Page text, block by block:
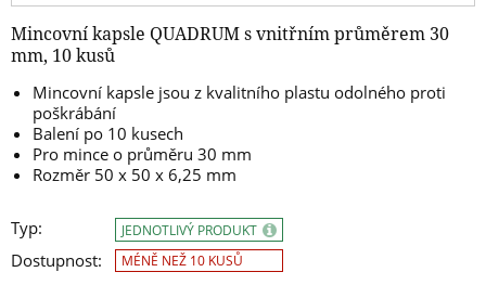
Mincovní kapsle QUADRUM s vnitřním průměrem 30
mm, 10 kusů
Mincovní kapsle jsou z kvalitního plastu odolného proti
poškrábání
Balení po 10 kusech
Pro mince o průměru 30 mm
Rozměr 50 x 50 x 6,25 mm
Typ:
Dostupnost:
JEDNOTLIVÝ PRODUKT
MÉNĚ NEŽ 10 KUSŮ